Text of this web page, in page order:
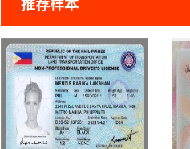
推荐样本